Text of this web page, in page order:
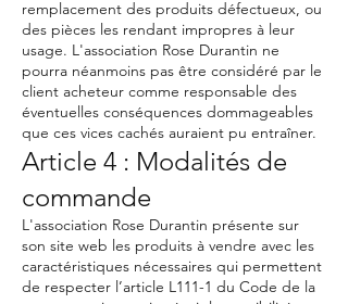
remplacement des produits défectueux, ou
des pièces les rendant impropres à leur
usage. L'association Rose Durantin ne
pourra néanmoins pas être considéré par le
client acheteur comme responsable des
éventuelles conséquences dommageables
que ces vices cachés auraient pu entraîner.
Article 4 : Modalités de
commande
L'association Rose Durantin présente sur
son site web les produits à vendre avec les
caractéristiques nécessaires qui permettent
de respecter l’article L111-1 du Code de la